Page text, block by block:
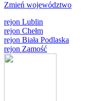
Zmień województwo
rejon Lublin
rejon Chełm
rejon Biała Podlaska
rejon Zamość